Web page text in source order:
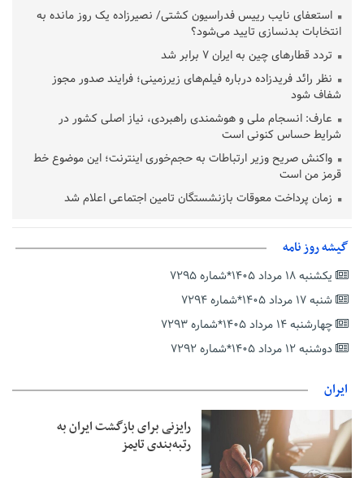
استعفای نایب رییس فدراسیون کشتی/ نصیرزاده یک روز مانده به
انتخابات بدنسازی تایید می‌شود؟
تردد قطارهای چین به ایران ۷ برابر شد
نظر رائد فریدزاده درباره فیلم‌های زیرزمینی؛ فرایند صدور مجوز
شفاف شود
عارف: انسجام ملی و هوشمندی راهبردی، نیاز اصلی کشور در
شرایط حساس کنونی است
واکنش صریح وزیر ارتباطات به حجم‌خوری اینترنت؛ این موضوع خط
قرمز من است
زمان پرداخت معوقات بازنشستگان تامین اجتماعی اعلام شد
ارزیابی مجدد ایکوموس
از فروردین ۱۴۰۴ تاکنون
هشدار قاطع وزیر ارتباطات به اپراتورهای گران فروش/ مصرف
ترافیک شفاف شود
دانش‌آموزان تا ۱۴۳۲
عراقچی:ایران بر عهد مقاومت خود ایستاده است/ جنایت‌ها را نه
فراموش می‌کنیم نه می‌بخشیم
نگاهی به شاهکارهای فرشچیان در سالگرد درگذشتش
گیشه روز نامه
یکشنبه ۱۸ مرداد ۱۴۰۵*شماره ۷۲۹۵
شنبه ۱۷ مرداد ۱۴۰۵*شماره ۷۲۹۴
چهارشنبه ۱۴ مرداد ۱۴۰۵*شماره ۷۲۹۳
دوشنبه ۱۲ مرداد ۱۴۰۵*شماره ۷۲۹۲
ایران
رایزنی برای بازگشت ایران به
رتبه‌بندی تایمز